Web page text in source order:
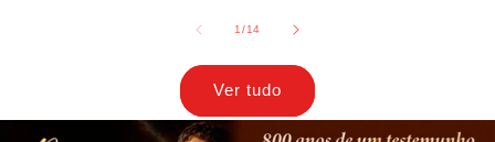
1/de
14
Ver tudo